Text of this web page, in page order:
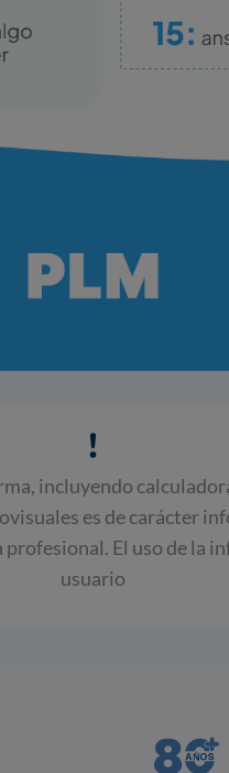
incluyendo
es de carácter
El uso de la
usuario